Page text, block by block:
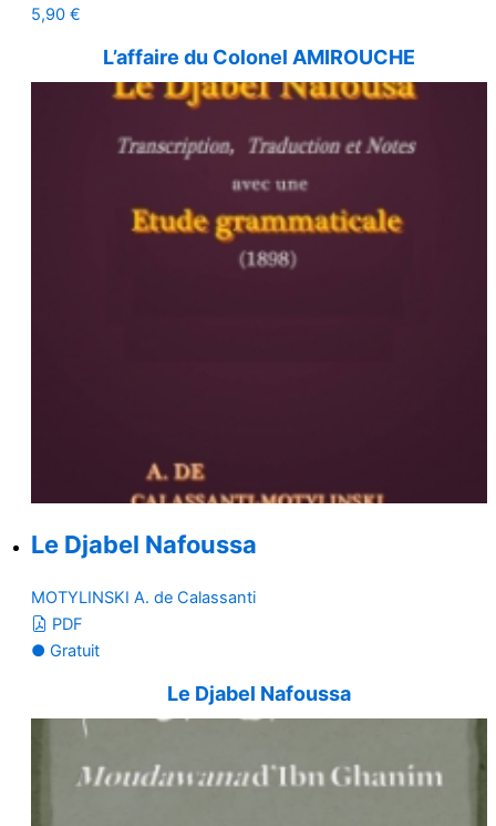
5,90 €
L’affaire du Colonel AMIROUCHE
Le Djabel Nafoussa
MOTYLINSKI A. de Calassanti
PDF
● Gratuit
Le Djabel Nafoussa